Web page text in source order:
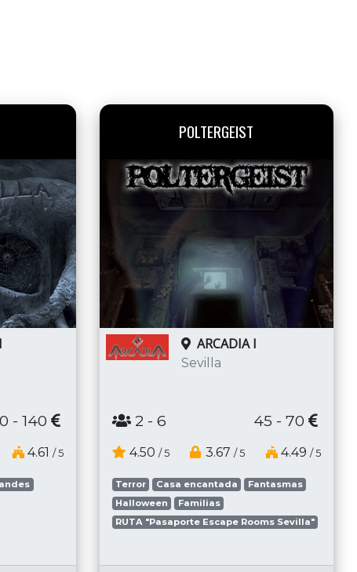
- 140
4.61 / 5
POLTERGEIST
ARCADIA I
Sevilla
2 - 6 45 - 70
4.50 / 5 3.67 / 5 4.49 / 5
Terror Casa encantada
Fantasmas
Halloween
Familias
RUTA "Pasaporte Escape Rooms Sevilla"